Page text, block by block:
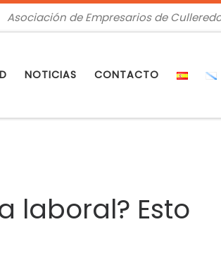
Asociación de Empresarios de
NOTICIAS CONTACTO
laboral? Esto